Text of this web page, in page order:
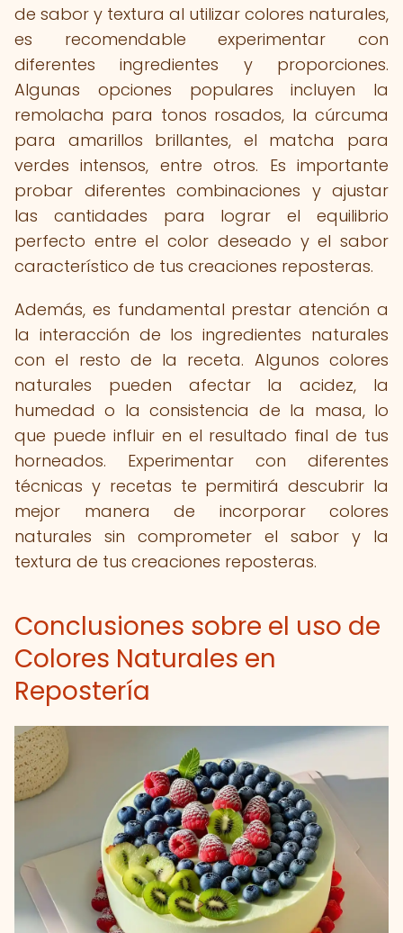
de sabor y textura al utilizar colores naturales,
es recomendable experimentar con
diferentes ingredientes y proporciones.
Algunas opciones populares incluyen la
remolacha para tonos rosados, la cúrcuma
para amarillos brillantes, el matcha para
verdes intensos, entre otros. Es importante
probar diferentes combinaciones y ajustar
las cantidades para lograr el equilibrio
perfecto entre el color deseado y el sabor
característico de tus creaciones reposteras.
Además, es fundamental prestar atención a
la interacción de los ingredientes naturales
con el resto de la receta. Algunos colores
naturales pueden afectar la acidez, la
humedad o la consistencia de la masa, lo
que puede influir en el resultado final de tus
horneados. Experimentar con diferentes
técnicas y recetas te permitirá descubrir la
mejor manera de incorporar colores
naturales sin comprometer el sabor y la
textura de tus creaciones reposteras.
Conclusiones sobre el uso de
Colores Naturales en
Repostería